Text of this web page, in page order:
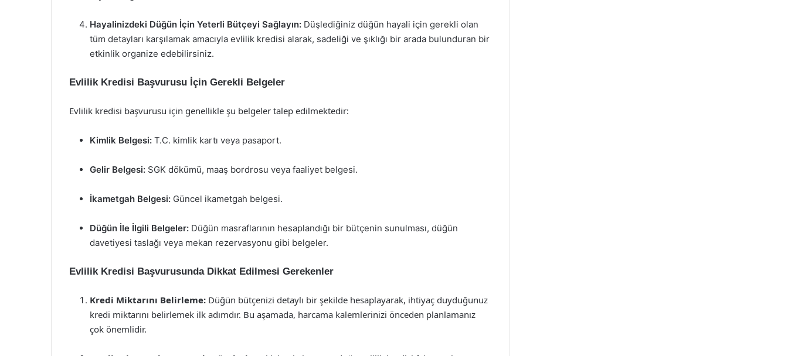
Hayalinizdeki Düğün İçin Yeterli Bütçeyi Sağlayın: Düşlediğiniz düğün hayali için gerekli olan
tüm detayları karşılamak amacıyla evlilik kredisi alarak, sadeliği ve şıklığı bir arada bulunduran bir
etkinlik organize edebilirsiniz.
Evlilik Kredisi Başvurusu İçin Gerekli Belgeler
Evlilik kredisi başvurusu için genellikle şu belgeler talep edilmektedir:
Kimlik Belgesi: T.C. kimlik kartı veya pasaport.
Gelir Belgesi: SGK dökümü, maaş bordrosu veya faaliyet belgesi.
İkametgah Belgesi: Güncel ikametgah belgesi.
Düğün İle İlgili Belgeler: Düğün masraflarının hesaplandığı bir bütçenin sunulması, düğün
davetiyesi taslağı veya mekan rezervasyonu gibi belgeler.
Evlilik Kredisi Başvurusunda Dikkat Edilmesi Gerekenler
Kredi Miktarını Belirleme: Düğün bütçenizi detaylı bir şekilde hesaplayarak, ihtiyaç duyduğunuz
kredi miktarını belirlemek ilk adımdır. Bu aşamada, harcama kalemlerinizi önceden planlamanız
çok önemlidir.